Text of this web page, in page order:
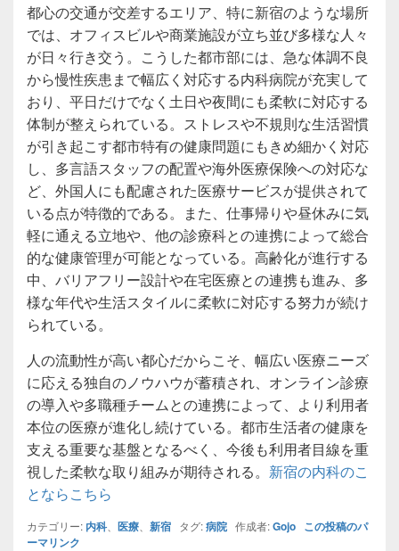
都心の交通が交差するエリア、特に新宿のような場所
では、オフィスビルや商業施設が立ち並び多様な人々
が日々行き交う。こうした都市部には、急な体調不良
から慢性疾患まで幅広く対応する内科病院が充実して
おり、平日だけでなく土日や夜間にも柔軟に対応する
体制が整えられている。ストレスや不規則な生活習慣
が引き起こす都市特有の健康問題にもきめ細かく対応
し、多言語スタッフの配置や海外医療保険への対応な
ど、外国人にも配慮された医療サービスが提供されて
いる点が特徴的である。また、仕事帰りや昼休みに気
軽に通える立地や、他の診療科との連携によって総合
的な健康管理が可能となっている。高齢化が進行する
中、バリアフリー設計や在宅医療との連携も進み、多
様な年代や生活スタイルに柔軟に対応する努力が続け
られている。
人の流動性が高い都心だからこそ、幅広い医療ニーズ
に応える独自のノウハウが蓄積され、オンライン診療
の導入や多職種チームとの連携によって、より利用者
本位の医療が進化し続けている。都市生活者の健康を
支える重要な基盤となるべく、今後も利用者目線を重
視した柔軟な取り組みが期待される。 新宿の内科のこ
とならこちら
カテゴリー: 内科、 医療 新宿 タグ:病院 作成者:Gojo この投稿のパ
ーマリンク